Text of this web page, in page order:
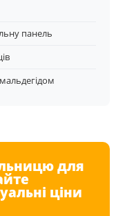
панель
для
ціни